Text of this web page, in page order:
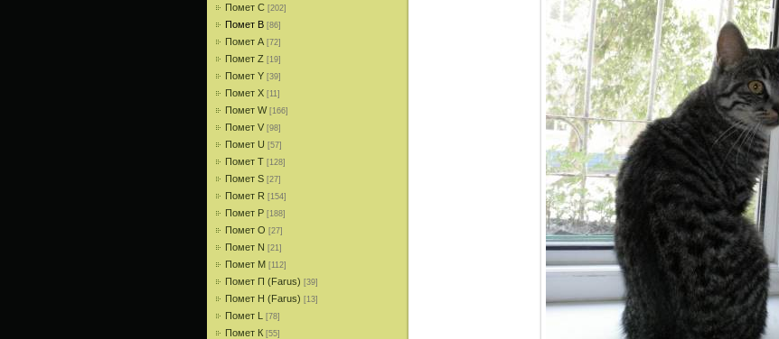
Помет С [202]
Помет В [86]
Помет A [72]
Помет Z [19]
Помет Y [39]
Помет X [11]
Помет W [166]
Помет V [98]
Помет U [57]
Помет T [128]
Помет S [27]
Помет R [154]
Помет P [188]
Помет О [27]
Помет N [21]
Помет M [112]
Помет П (Farus) [39]
Помет Н (Farus) [13]
Помет L [78]
Помет К [55]